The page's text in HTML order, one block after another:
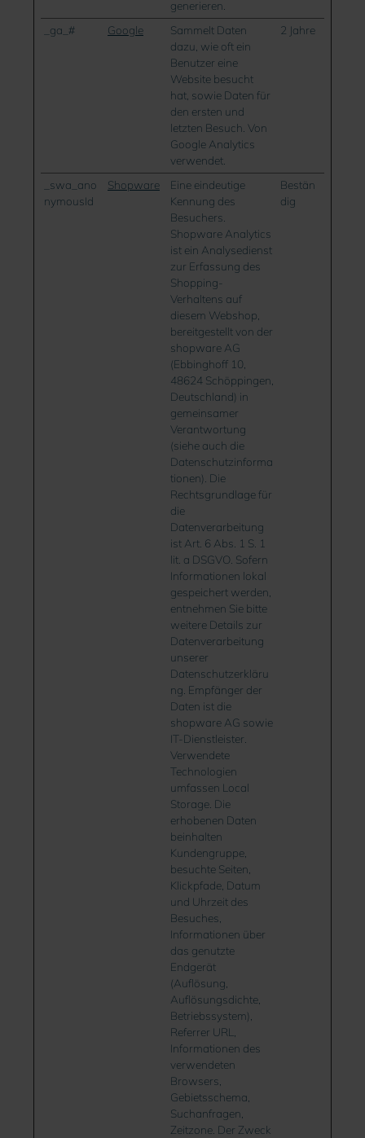
generieren.
_ga_# Google
Sammelt Daten
dazu, wie oft ein
Benutzer eine
Website besucht
hat, sowie Daten für
den ersten und
letzten Besuch. Von
Google Analytics
verwendet.
2 Jahre
_swa_ano
nymousId
Shopware
Eine eindeutige
Kennung des
Besuchers.
Shopware Analytics
ist ein Analysedienst
zur Erfassung des
Shopping-
Verhaltens auf
diesem Webshop,
bereitgestellt von der
shopware AG
(Ebbinghoff 10,
48624 Schöppingen,
Deutschland) in
gemeinsamer
Verantwortung
(siehe auch die
Datenschutzinforma
tionen). Die
Rechtsgrundlage für
die
Datenverarbeitung
ist Art. 6 Abs. 1 S. 1
lit. a DSGVO. Sofern
Informationen lokal
gespeichert werden,
entnehmen Sie bitte
weitere Details zur
Datenverarbeitung
unserer
Datenschutzerkläru
ng. Empfänger der
Daten ist die
shopware AG sowie
IT-Dienstleister.
Verwendete
Technologien
umfassen Local
Storage. Die
erhobenen Daten
beinhalten
Kundengruppe,
besuchte Seiten,
Klickpfade, Datum
und Uhrzeit des
Besuches,
Informationen über
das genutzte
Endgerät
(Auflösung,
Auflösungsdichte,
Betriebssystem),
Referrer URL,
Informationen des
verwendeten
Browsers,
Gebietsschema,
Suchanfragen,
Zeitzone. Der Zweck
Bestän
dig